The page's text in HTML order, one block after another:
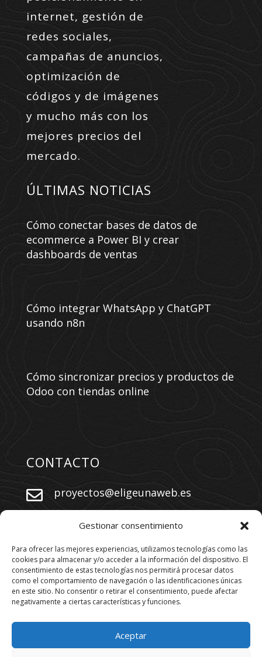
Gestionar consentimiento
Para ofrecer las mejores experiencias, utilizamos tecnologías como las
cookies para almacenar y/o acceder a la información del dispositivo. El
consentimiento de estas tecnologías nos permitirá procesar datos
como el comportamiento de navegación o las identificaciones únicas
en este sitio. No consentir o retirar el consentimiento, puede afectar
negativamente a ciertas características y funciones.
Aceptar
internet, gestión de
redes sociales,
campañas de anuncios,
optimización de
códigos y de imágenes
y mucho más con los
mejores precios del
mercado.
ÚLTIMAS NOTICIAS
Cómo conectar bases de datos de
ecommerce a Power BI y crear
dashboards de ventas
Cómo integrar WhatsApp y ChatGPT
usando n8n
Cómo sincronizar precios y productos de
Odoo con tiendas online
CONTACTO
 proyectos@eligeunaweb.es
+34 609 730 569
SÍGUENOS